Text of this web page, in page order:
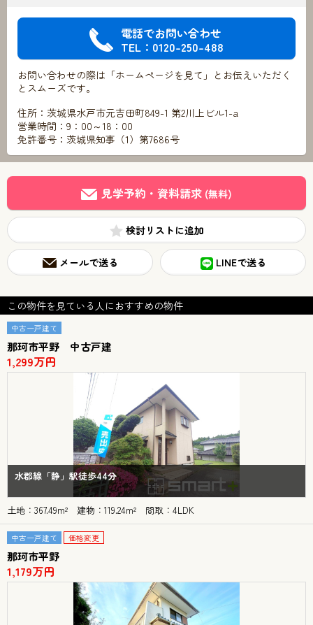
電話でお問い合わせ
TEL：0120-250-488
お問い合わせの際は「ホームページを見て」とお伝えいただく
とスムーズです。
住所：茨城県水戸市元吉田町849-1 第2川上ビル1-a
営業時間：9：00～18：00
免許番号：茨城県知事（1）第7686号
見学予約・資料請求 (無料)
検討リスト
メールで送る LINEで送る
この物件を見ている人におすすめの物件
中古一戸建て
那珂市平野 中古戸建
1,299万円
水郡線「静」駅徒歩44分
土地：367.49m² 建物：119.24m² 間取：4LDK
中古一戸建て 価格変更
那珂市平野
1,179万円